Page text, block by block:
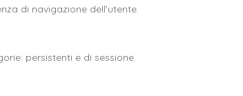
di navigazione dell’utente.
persistenti e di sessione.